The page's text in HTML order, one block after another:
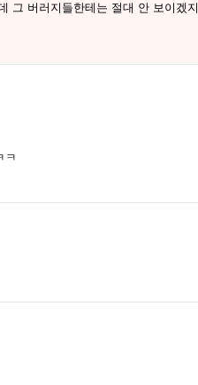
그 버러지들한테는 절대 안 보이겠지
ㅋ